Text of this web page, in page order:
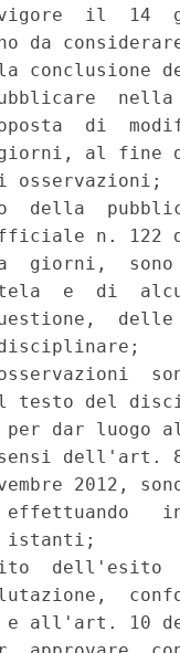
il  14
da
di
giorni, al fine
osservazioni;
della
n. 122
giorni,
e  di
testo del
dar luogo
dell'art.
2012,
effettuando
istanti;
dell'esito
e all'art. 10